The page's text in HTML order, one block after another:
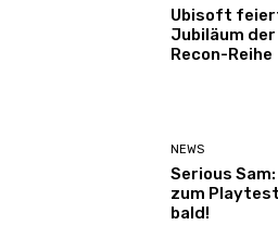
Ubisoft
Jubiläum der
Recon-Reihe
NEWS
Serious
zum
bald!